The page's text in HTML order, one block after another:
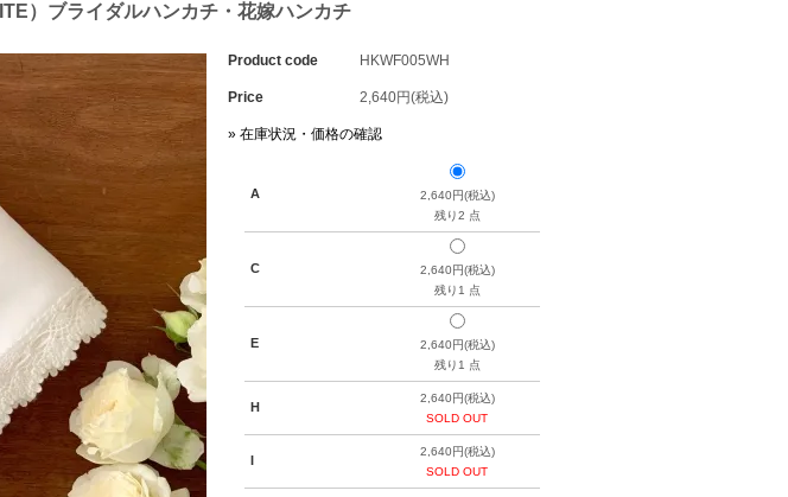
）ブライダルハンカチ・花嫁ハンカチ
Product code HKWF005WH
Price 2,640円(税込)
» 在庫状況・価格の確認
A
2,640円(税込)
残り2 点
C
2,640円(税込)
残り1 点
E
2,640円(税込)
残り1 点
H
2,640円(税込)
SOLD OUT
I
2,640円(税込)
SOLD OUT